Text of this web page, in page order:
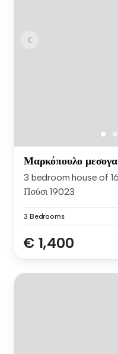
Μαρκόπουλο
3 bedroom house of
Πούσι 19023
3 Bedrooms
€ 1,400